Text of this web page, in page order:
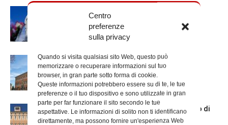
Centro
preferenze
sulla privacy
Quando si visita qualsiasi sito Web, questo può
memorizzare o recuperare informazioni sul tuo
browser, in gran parte sotto forma di cookie.
Queste informazioni potrebbero essere su di te, le tue
preferenze o il tuo dispositivo e sono utilizzate in gran
parte per far funzionare il sito secondo le tue
aspettative. Le informazioni di solito non ti identificano
direttamente, ma possono fornire un'esperienza Web
Dal 28 al 31 agosto il pellegrinaggio
diocesano a Lourdes
Nuove nomine nella diocesi di Roma
Chiusura estiva degli Uffici del Vicariato di
Roma